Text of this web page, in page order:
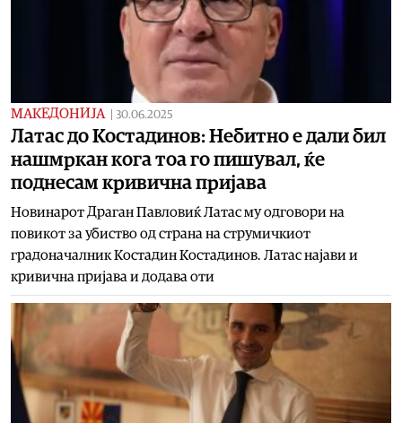
МАКЕДОНИЈА 30.06.2025
Латас до Костадинов: Небитно е дали бил
нашмркан кога тоа го пишувал, ќе
поднесам кривична пријава
Новинарот Драган Павловиќ Латас му одговори на
повикот за убиство од страна на струмичкиот
градоначалник Костадин Костадинов. Латас најави и
кривична пријава и додава оти